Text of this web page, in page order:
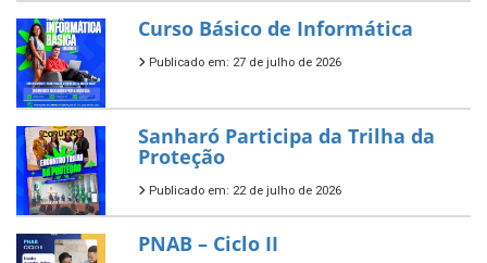
Curso Básico de Informática
Publicado em: 27 de julho de 2026
Sanharó Participa da Trilha da
Proteção
Publicado em: 22 de julho de 2026
PNAB – Ciclo II